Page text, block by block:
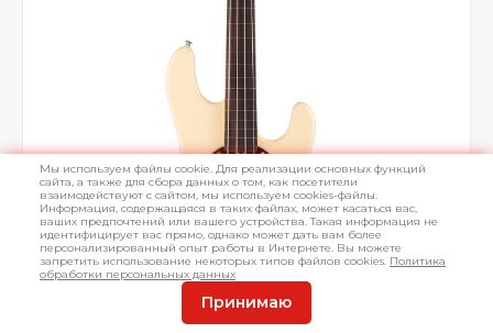
Мы используем файлы cookie. Для реализации основных функций
сайта, а также для сбора данных о том, как посетители
взаимодействуют с сайтом, мы используем cookies-файлы.
Информация, содержащаяся в таких файлах, может касаться вас,
ваших предпочтений или вашего устройства. Такая информация не
идентифицирует вас прямо, однако может дать вам более
персонализированный опыт работы в Интернете. Вы можете
запретить использование некоторых типов файлов cookies. Политика
обработки персональных данных
Принимаю